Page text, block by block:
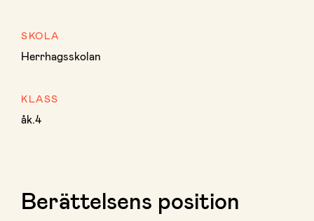
SKOLA
Herrhagsskolan
KLASS
åk.4
Berättelsens position